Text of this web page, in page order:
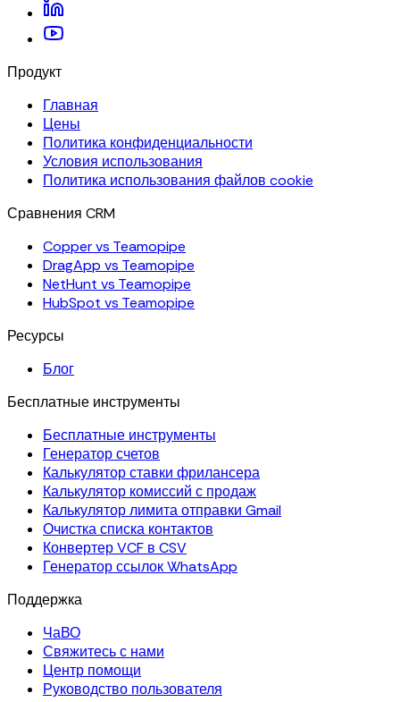
Продукт
Главная
Цены
Политика конфиденциальности
Условия использования
Политика использования файлов cookie
Сравнения CRM
Copper vs Teamopipe
DragApp vs Teamopipe
NetHunt vs Teamopipe
HubSpot vs Teamopipe
Ресурсы
Блог
Бесплатные инструменты
Бесплатные инструменты
Генератор счетов
Калькулятор ставки фрилансера
Калькулятор комиссий с продаж
Калькулятор лимита отправки Gmail
Очистка списка контактов
Конвертер VCF в CSV
Генератор ссылок WhatsApp
Поддержка
ЧаВО
Свяжитесь с нами
Центр помощи
Руководство пользователя